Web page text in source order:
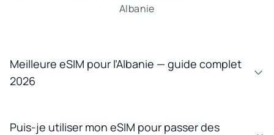
Albanie
Meilleure eSIM pour l’Albanie — guide complet
2026
Puis-je utiliser mon eSIM pour passer des